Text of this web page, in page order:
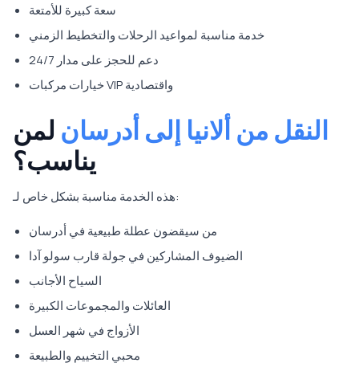
سعة كبيرة للأمتعة
خدمة مناسبة لمواعيد الرحلات والتخطيط الزمني
دعم للحجز على مدار 24/7
خيارات مركبات VIP واقتصادية
النقل من ألانيا إلى أدرسان لمن
يناسب؟
هذه الخدمة مناسبة بشكل خاص لـ:
من سيقضون عطلة طبيعية في أدرسان
الضيوف المشاركين في جولة قارب سولو آدا
السياح الأجانب
العائلات والمجموعات الكبيرة
الأزواج في شهر العسل
محبي التخييم والطبيعة